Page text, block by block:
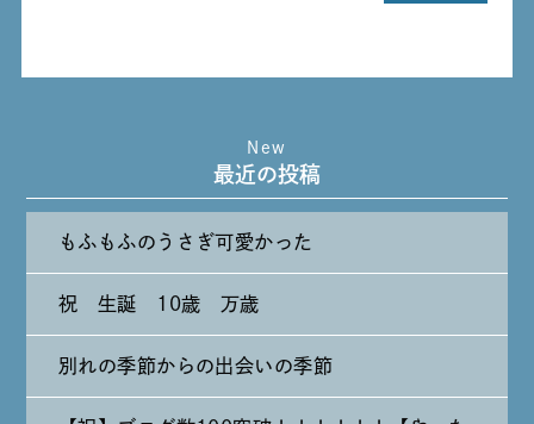
New
最近の投稿
もふもふのうさぎ可愛かった
祝 生誕 10歳 万歳
別れの季節からの出会いの季節